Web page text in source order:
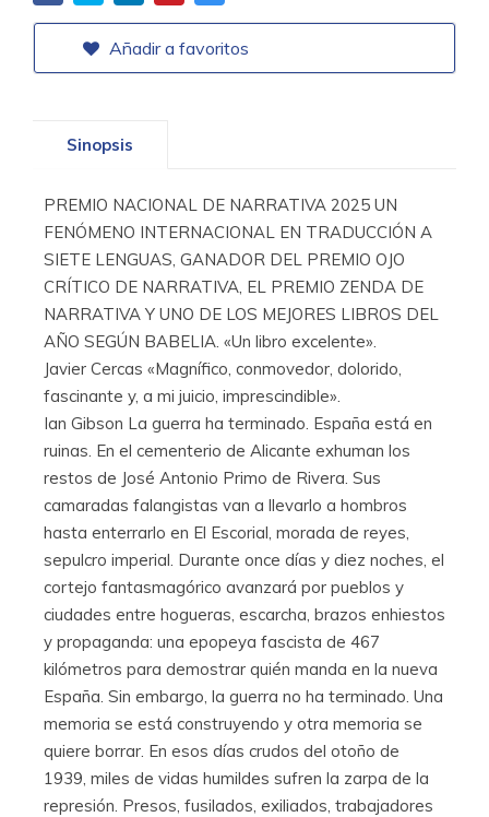
Añadir a favoritos
Sinopsis
PREMIO NACIONAL DE NARRATIVA 2025 UN
FENÓMENO INTERNACIONAL EN TRADUCCIÓN A
SIETE LENGUAS, GANADOR DEL PREMIO OJO
CRÍTICO DE NARRATIVA, EL PREMIO ZENDA DE
NARRATIVA Y UNO DE LOS MEJORES LIBROS DEL
AÑO SEGÚN BABELIA. «Un libro excelente».
Javier Cercas «Magnífico, conmovedor, dolorido,
fascinante y, a mi juicio, imprescindible».
Ian Gibson La guerra ha terminado. España está en
ruinas. En el cementerio de Alicante exhuman los
restos de José Antonio Primo de Rivera. Sus
camaradas falangistas van a llevarlo a hombros
hasta enterrarlo en El Escorial, morada de reyes,
sepulcro imperial. Durante once días y diez noches, el
cortejo fantasmagórico avanzará por pueblos y
ciudades entre hogueras, escarcha, brazos enhiestos
y propaganda: una epopeya fascista de 467
kilómetros para demostrar quién manda en la nueva
España. Sin embargo, la guerra no ha terminado. Una
memoria se está construyendo y otra memoria se
quiere borrar. En esos días crudos del otoño de
1939, miles de vidas humildes sufren la zarpa de la
represión. Presos, fusilados, exiliados, trabajadores